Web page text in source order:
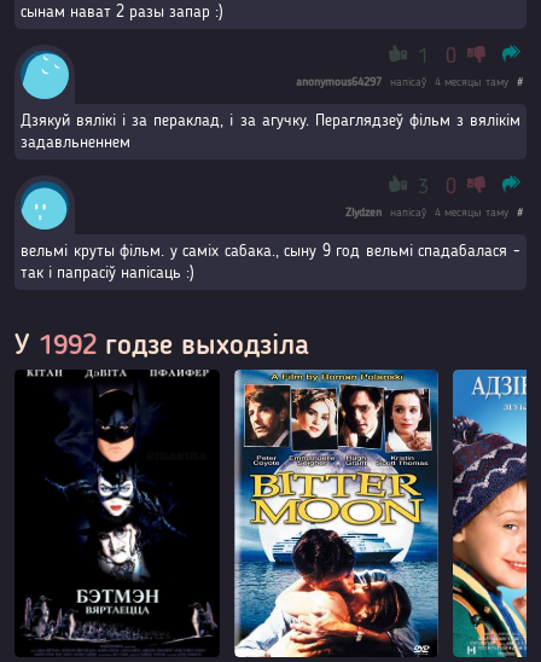
сынам нават 2 разы запар :)
1 0
anonymous64297 напісаў 4 месяцы таму #
Дзякуй вялікі і за пераклад, і за агучку. Пераглядзеў фільм з вялікім
задавльненнем
3 0
Zlydzen напісаў 4 месяцы таму #
вельмі круты фільм. у саміх сабака., сыну 9 год вельмі спадабалася -
так і папрасіў напісаць :)
У 1992 годзе выходзіла